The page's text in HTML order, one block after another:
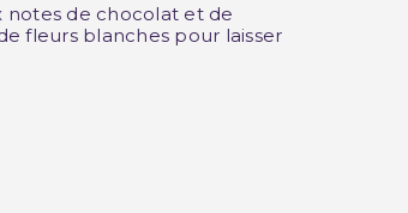
notes de chocolat et de
fleurs blanches pour laisser